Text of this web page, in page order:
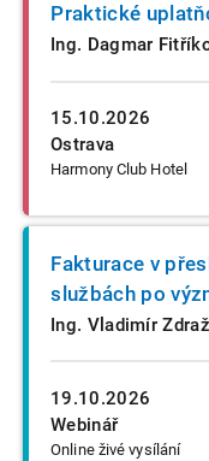
15.10.2026
Ostrava
Harmony Club Hotel
Praktické
Ing. Dagmar
19.10.2026
Webinář
Online živé vysílání
Fakturace v
službách po
Ing. Vladimír